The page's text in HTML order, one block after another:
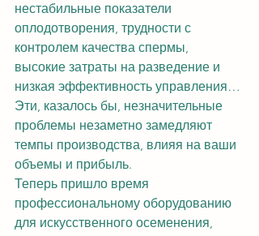
нестабильные показатели
оплодотворения, трудности с
контролем качества спермы,
высокие затраты на разведение и
низкая эффективность управления…
Эти, казалось бы, незначительные
проблемы незаметно замедляют
темпы производства, влияя на ваши
объемы и прибыль.
Теперь пришло время
профессиональному оборудованию
для искусственного осеменения,